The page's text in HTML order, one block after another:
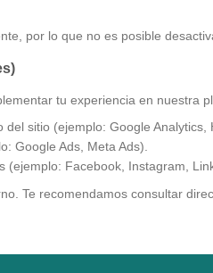
por lo que no es posible
tu experiencia en nuestra
sitio (ejemplo: Google Analytics,
Google Ads, Meta Ads).
Facebook, Instagram,
Te recomendamos consultar